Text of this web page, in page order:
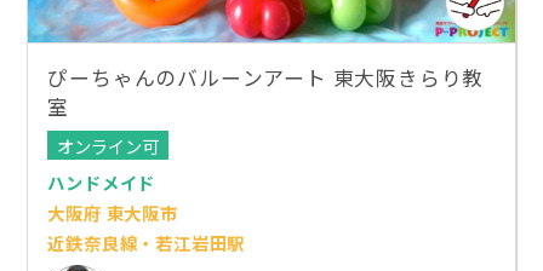
ぴーちゃんのバルーンアート 東大阪きらり教
室
オンライン可
ハンドメイド
大阪府 東大阪市
近鉄奈良線・若江岩田駅